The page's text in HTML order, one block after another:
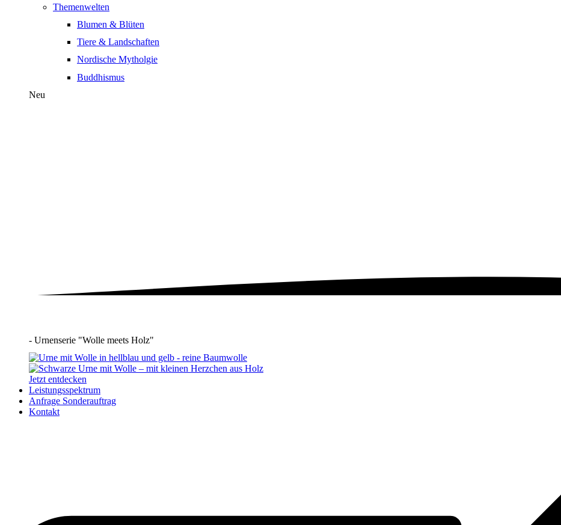
Themenwelten
Blumen & Blüten
Tiere & Landschaften
Nordische Mytholgie
Buddhismus
Neu
- Urnenserie "Wolle meets Holz"
Jetzt entdecken
Leistungsspektrum
Anfrage Sonderauftrag
Kontakt